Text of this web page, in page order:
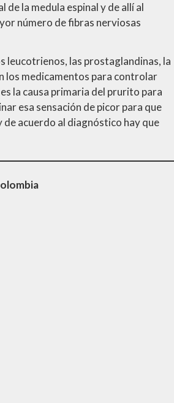
la medula espinal y de allí al
número de fibras nerviosas
leucotrienos, las prostaglandinas, la
los medicamentos para controlar
la causa primaria del prurito para
esa sensación de picor para que
acuerdo al diagnóstico hay que